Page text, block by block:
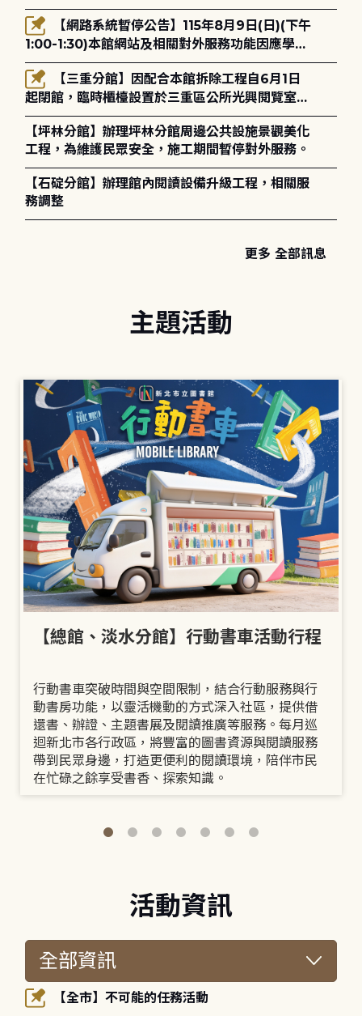
1:00-1:30)本館網站及相關對外服務功能因應學術
網路升級更新將暫停服務。
起閉館，臨時櫃檯設置於三重區公所光興閱覽室，
造成不便，敬請見諒。
【坪林分館】辦理坪林分館周邊公共設施景觀美化
工程，為維護民眾安全，施工期間暫停對外服務。
【石碇分館】辦理館內閱讀設備升級工程，相關服
務調整
更多 全部訊息
主題活動
【總館、淡水分館】行動書車活動行程
行動書車突破時間與空間限制，結合行動服務與行
動書房功能，以靈活機動的方式深入社區，提供借
還書、辦證、主題書展及閱讀推廣等服務。每月巡
迴新北市各行政區，將豐富的圖書資源與閱讀服務
帶到民眾身邊，打造更便利的閱讀環境，陪伴市民
在忙碌之餘享受書香、探索知識。
活動資訊
【全市】不可能的任務活動